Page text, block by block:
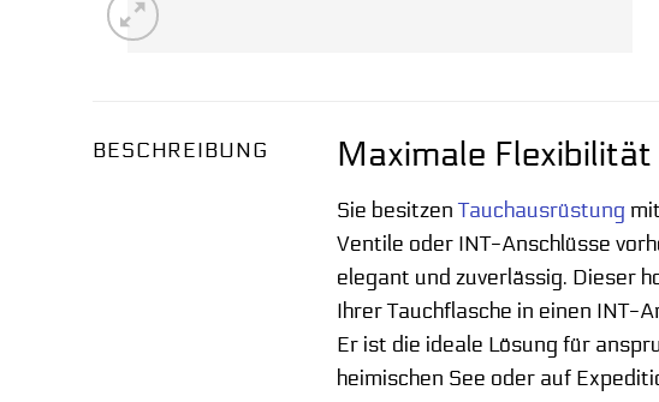
BESCHREIBUNG Maximale
Sie besitzenTauchausrüstung
Ventile oder INT-Anschlüsse
elegant und zuverlässig. Dieser
Ihrer Tauchflasche in einen INT-
Er ist die ideale Lösung für
heimischen See oder auf